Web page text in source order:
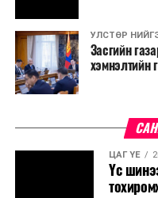
УЛСТӨР
Засгийн
хэмнэлтийн
ЦАГ ҮЕ
Үс